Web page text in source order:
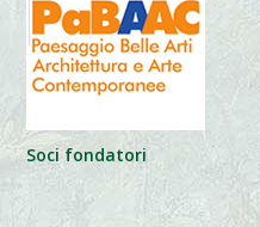
Soci fondatori